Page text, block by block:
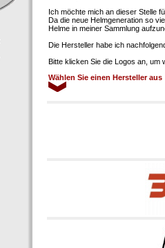
Ich möchte mich an dieser Stelle
Da die neue Helmgeneration so
Helme in meiner Sammlung
Die Hersteller habe ich
Bitte klicken Sie die Logos an, um
Wählen Sie einen Hersteller aus